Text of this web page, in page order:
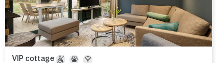
VIP cottage